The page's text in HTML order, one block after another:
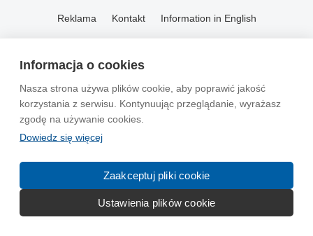
Informacja o cookies
Nasza strona używa plików cookie, aby poprawić jakość
korzystania z serwisu. Kontynuując przeglądanie, wyrażasz
zgodę na używanie cookies.
Dowiedz się więcej
Zaakceptuj pliki cookie
Ustawienia plików cookie
Reklama Kontakt Information in English